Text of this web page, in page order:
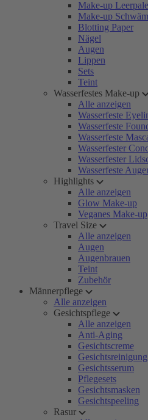
Make-up
Make-up
Blotting Paper
Nägel
Augen
Lippen
Sets
Teint
Wasserfestes Make-up
Alle anzeigen
Wasserfeste
Wasserfeste
Wasserfeste
Wasserfester
Wasserfester
Wasserfeste
Highlights
Alle anzeigen
Glow Make-up
Veganes Make-up
Travel Size
Alle anzeigen
Augen
Augenbrauen
Teint
Zubehör
Männerpflege
Alle anzeigen
Gesichtspflege
Alle anzeigen
Anti-Aging
Gesichtscreme
Gesichtsreinigung
Gesichtsserum
Pflegesets
Gesichtsmasken
Gesichtspeeling
Rasur